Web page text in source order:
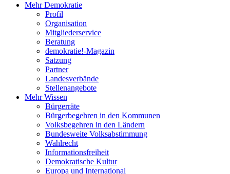
Mehr Demokratie
Profil
Organisation
Mitgliederservice
Beratung
demokratie!-Magazin
Satzung
Partner
Landesverbände
Stellenangebote
Mehr Wissen
Bürgerräte
Bürgerbegehren in den Kommunen
Volksbegehren in den Ländern
Bundesweite Volksabstimmung
Wahlrecht
Informationsfreiheit
Demokratische Kultur
Europa und International